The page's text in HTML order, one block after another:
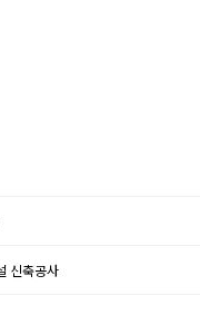
신축공사